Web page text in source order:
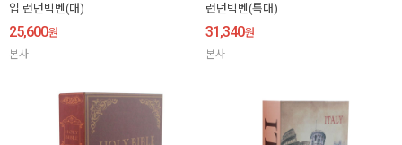
입 런던빅벤(대)
25,600원
본사
런던빅벤(특대)
31,340원
본사